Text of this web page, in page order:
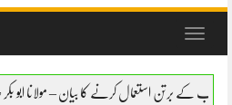
Toggle
کا بیان – مولانا ابو بکر صدیق حفظہ اللہ